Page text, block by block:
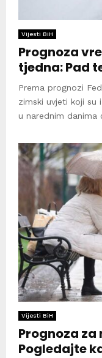
Vijesti BiH
Prognoza
tjedna: Pad
Prema prognozi
zimski uvjeti koji su
u narednim danima
Vijesti BiH
Prognoza za
Pogledajte